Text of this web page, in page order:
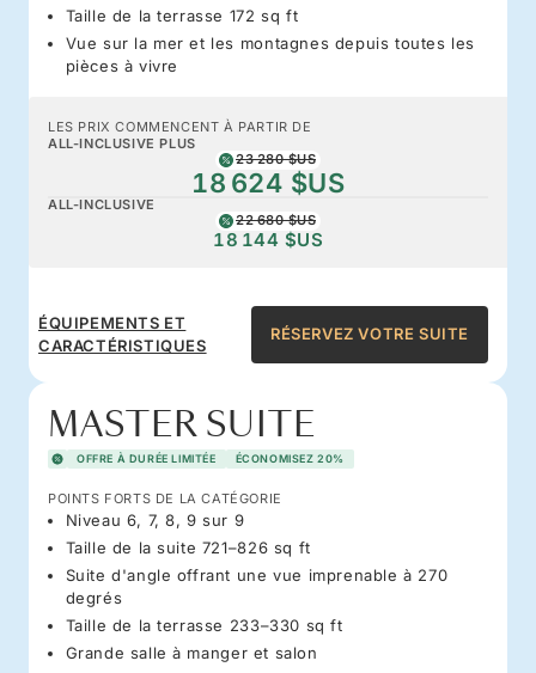
Taille de la terrasse 172 sq ft
Vue sur la mer et les montagnes depuis toutes les
pièces à vivre
LES PRIX COMMENCENT À PARTIR DE
ALL-INCLUSIVE PLUS
23 280 $US
18 624 $US
ALL-INCLUSIVE
22 680 $US
18 144 $US
ÉQUIPEMENTS ET
CARACTÉRISTIQUES
RÉSERVEZ VOTRE SUITE
MASTER SUITE
OFFRE À DURÉE LIMITÉE ÉCONOMISEZ 20%
POINTS FORTS DE LA CATÉGORIE
Niveau 6, 7, 8, 9 sur 9
Taille de la suite 721–826 sq ft
Suite d'angle offrant une vue imprenable à 270
degrés
Taille de la terrasse 233–330 sq ft
Grande salle à manger et salon